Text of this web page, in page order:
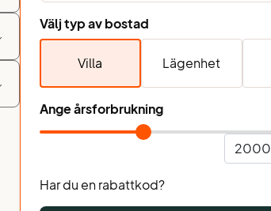
Välj typ av bostad
Villa Lägenhet
Ange årsforbrukning
Har du en rabattkod?